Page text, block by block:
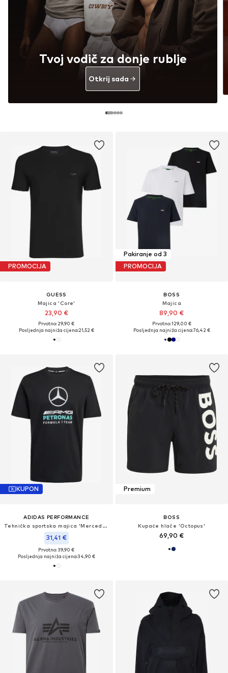
PROMOCIJA
GUESS
Majica 'Core'
23,90 €
Prvotno: 29,90 €
Posljednja najniža cijena:21,52 €
Pakiranje od 3
PROMOCIJA
BOSS
Majica
89,90 €
Prvotno: 129,00 €
Posljednja najniža cijena:76,42 €
KUPON
ADIDAS PERFORMANCE
Tehnička sportska majica 'Mercedes-AMG Petronas Formula 1 Team DNA'
31,41 €
Prvotno: 39,90 €
Posljednja najniža cijena:34,90 €
Premium
BOSS
Kupaće hlače 'Octopus'
69,90 €
Tvoj vodič za donje rublje
Otkrij sada